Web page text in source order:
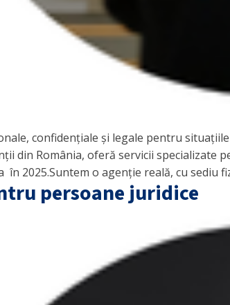
confidențiale și legale pentru
din România, oferă servicii specializate
în 2025.Suntem o agenție reală, cu sediu
persoane juridice